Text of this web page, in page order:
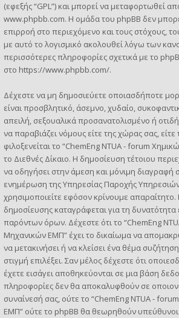
(εφεξής “GPL”) και μπορεί να μεταφορτωθεί
www.phpbb.com. Η ομάδα του phpBB δεν
επιρροή στο περιεχόμενο και τους στόχους,
με αυτό το λογισμικό ακολουθεί λόγω των
περισσότερες πληροφορίες σχετικά με το
στο https://www.phpbb.com/.
Δέχεστε να μη δημοσιεύετε οποιασδήποτε
είναι προσβλητικό, άσεμνο, χυδαίο,
απειλή, σεξουαλικά προσανατολισμένο ή
να παραβιάζει νόμους είτε της χώρας σας,
φιλοξενείται το “ChemEng NTUA - forum
το Διεθνές Δίκαιο. Η δημοσίευση τέτοιου
να οδηγήσει στην άμεση και μόνιμη διαγραφή
ενημέρωση της Υπηρεσίας Παροχής
χρησιμοποιείτε εφόσον κρίνουμε
δημοσίευσης καταγράφεται για τη
παρόντων όρων. Δέχεστε ότι το “ChemEng
Μηχανικών ΕΜΠ” έχει το δικαίωμα να
να μετακινήσει ή να κλείσει ένα θέμα
στιγμή επιλέξει. Σαν μέλος δέχεστε ότι
έχετε εισάγει αποθηκεύονται σε μια βάση
πληροφορίες δεν θα αποκαλυφθούν σε
συναίνεσή σας, ούτε το “ChemEng NTUA -
ΕΜΠ” ούτε το phpBB θα θεωρηθούν